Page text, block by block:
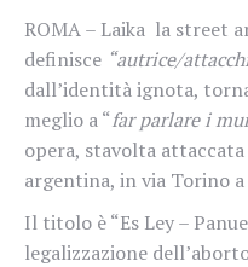
ROMA – Laika la street
definisce “autrice/
dall’identità ignota,
meglio a “far parlare i
opera, stavolta
argentina, in via Torino a
Il titolo è “Es Ley –
legalizzazione